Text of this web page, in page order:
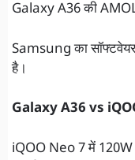
Galaxy A36 की
Samsung का
है।
Galaxy A36 vs
iQOO Neo 7 में 120W